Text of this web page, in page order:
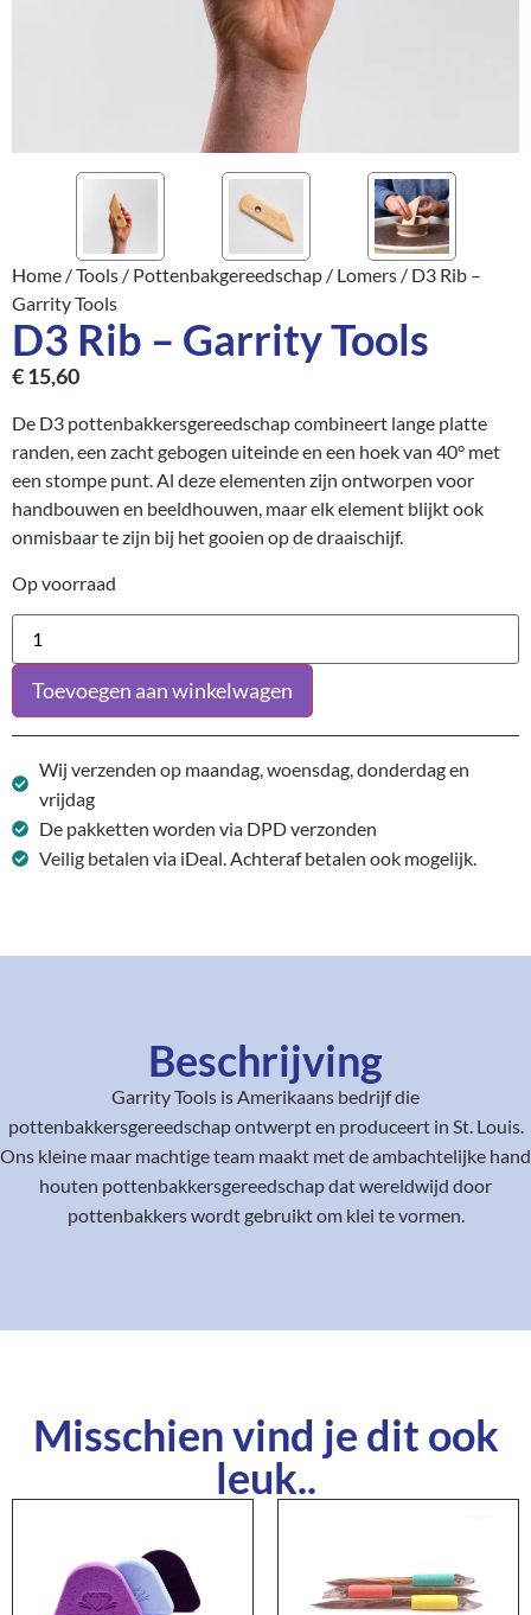
Home /Tools / Pottenbakgereedschap / Lomers / D3 Rib –
Garrity Tools
D3 Rib – Garrity Tools
€15,60
De D3 pottenbakkersgereedschap combineert lange platte
randen, een zacht gebogen uiteinde en een hoek van 40° met
een stompe punt. Al deze elementen zijn ontworpen voor
handbouwen en beeldhouwen, maar elk element blijkt ook
onmisbaar te zijn bij het gooien op de draaischijf.
Op voorraad
Toevoegen aan winkelwagen
Wij verzenden op maandag, woensdag, donderdag en
vrijdag
De pakketten worden via DPD verzonden
Veilig betalen via iDeal. Achteraf betalen ook mogelijk.
Beschrijving
Garrity Tools is Amerikaans bedrijf die
pottenbakkersgereedschap ontwerpt en produceert in St. Louis.
Ons kleine maar machtige team maakt met de ambachtelijke hand
houten pottenbakkersgereedschap dat wereldwijd door
pottenbakkers wordt gebruikt om klei te vormen.
Misschien vind je dit ook
leuk..